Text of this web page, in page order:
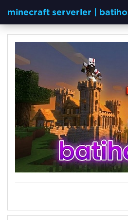
minecraft serverler |